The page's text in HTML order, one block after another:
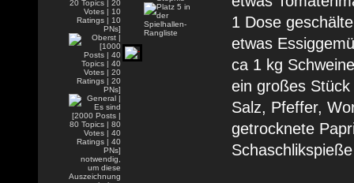
1 Dose
etwas
ca 1 kg
ein großes Stück
Salz, Pfeffer,
getrocknete
Schaschlikspieße